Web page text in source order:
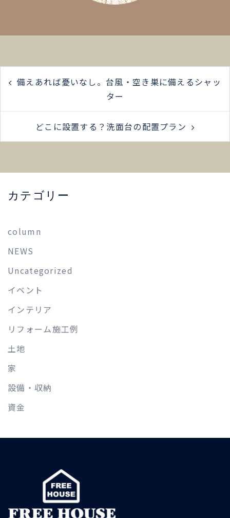
備えあれば憂いなし。台風・空き巣に備えるシャッ
ター
どこに設置する？洗面台の配置プラン
カテゴリー
column
NEWS
Uncategorized
イベント
インテリア
リフォーム施工例
土地
家
設備・収納
資金